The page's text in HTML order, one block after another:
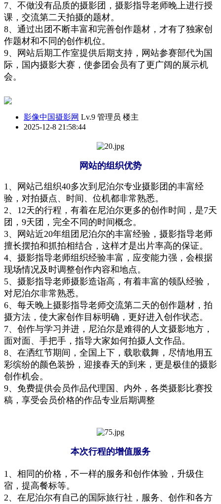
7、不做没有品质的摄影团，摄影指导老师晚上进行授
课，交流第二天拍摄的题材。
8、 通过出团不断丰富和完善创作题材，才有了独家创
作题材和不同的创作机位。
9、网站后期工作室提供后期支持，网站参赛部代为国
际，国内摄影大赛，使参团会员有了更广阔的展示机
会。
影像中国摄影网 Lv.9 管理员 楼主
2025-12-8 21:58:44
网站的组织优势
1、网站己组织40多次到尼泊尔专业摄影团的丰富经
验，对拍摄点、时间、 位机都非常熟悉。
2、12天的行程，有着在尼泊尔更多的创作时间，是7天
团，9天团，完全不同的时间概念。
3、网站近20年组团尼泊尔的丰富经验 ， 摄影指导老师
擅长摆拍和抓拍相结合，这样才是出片率高的保证。
4、 摄影指导老师组织经验丰富 ， 应变能力强 ，会根据
现场情况及时调整创作内容和地点。
5、摄影指导老师摄影造诣高， 有着丰富的领队经验，
对尼泊尔非常熟悉。
6、 每天晚上摄影指导老师交流第二天的创作题材，拍
摄方法， 使大家创作目标明确，更好进入创作状态。
7、创作与学习并进，尼泊尔是难得的人文摄影地方，
面对面、手把手，指导大家如何拍摄人文作品。
8、在洒红节期间，全国上下，载歌载舞，尽情地用五
彩缤纷的颜色装扮，迎接春天的到来，更是极佳的摄影
创作机会。
9、免费提供会员作品代理国、内外，各类摄影比赛投
稿，享受会员价格的作品专业后期调整
本次行程的增值服务
1、 相同的价格，不一样的服务和创作体验，升级住
宿，提高餐标等。
2、在尼泊尔有自己的国际旅行社，服务、创作和各方